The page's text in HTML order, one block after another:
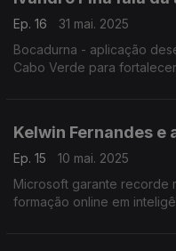
Ep. 16
31 mai. 2025
Bocadurna - aplicação
Cabo Verde para
Kelwin Fernandes e
Ep. 15
10 mai. 2025
Microsoft garante recorde
formação online em